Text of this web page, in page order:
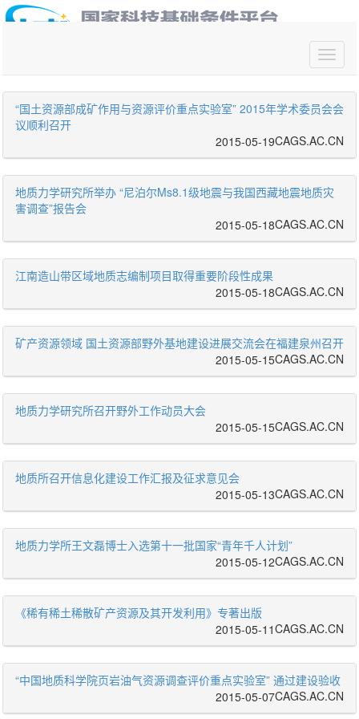
“国土资源部成矿作用与资源评价重点实验室” 2015年学术委员会会
议顺利召开
CAGS.AC.CN
2015-05-19
地质力学研究所举办 “尼泊尔Ms8.1级地震与我国西藏地震地质灾
害调查”报告会
CAGS.AC.CN
2015-05-18
江南造山带区域地质志编制项目取得重要阶段性成果
CAGS.AC.CN
2015-05-18
矿产资源领域 国土资源部野外基地建设进展交流会在福建泉州召开
CAGS.AC.CN
2015-05-15
地质力学研究所召开野外工作动员大会
CAGS.AC.CN
2015-05-15
地质所召开信息化建设工作汇报及征求意见会
CAGS.AC.CN
2015-05-13
地质力学所王文磊博士入选第十一批国家“青年千人计划”
CAGS.AC.CN
2015-05-12
《稀有稀土稀散矿产资源及其开发利用》专著出版
CAGS.AC.CN
2015-05-11
“中国地质科学院页岩油气资源调查评价重点实验室” 通过建设验收
CAGS.AC.CN
2015-05-07